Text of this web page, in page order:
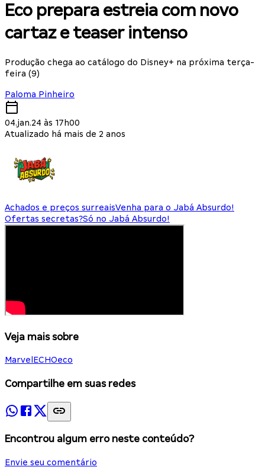
Eco prepara estreia com novo
cartaz e teaser intenso
Produção chega ao catálogo do Disney+ na próxima terça-
feira (9)
Paloma Pinheiro
04.jan.24 às 17h00
Atualizado há mais de 2 anos
Achados e preços surreaisVenha para o Jabá Absurdo!
Ofertas secretas?Só no Jabá Absurdo!
Veja mais sobre
Marvel ECHOeco
Compartilhe em suas redes
Encontrou algum erro neste conteúdo?
Envie seu comentário